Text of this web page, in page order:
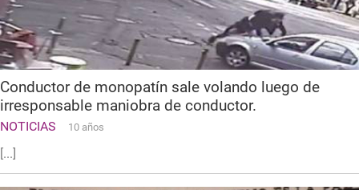
Conductor de monopatín sale volando luego de
irresponsable maniobra de conductor.
NOTICIAS 10 años
[...]